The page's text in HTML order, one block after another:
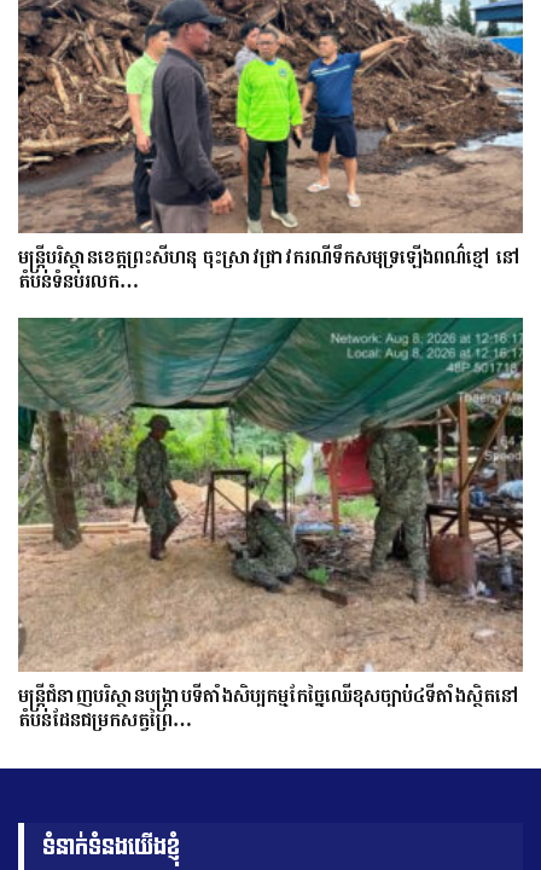
មន្រ្តីបរិស្ថានខេត្តព្រះសីហនុ ចុះស្រាវជ្រាវករណីទឹកសមុទ្រឡើងពណ៌ខ្មៅ នៅ
តំបន់ទំនប់រលក…
មន្ត្រីជំនាញបរិស្ថានបង្រ្កាបទីតាំងសិប្បកម្មកែច្នៃឈើខុសច្បាប់៤ទីតាំងស្ថិតនៅ
តំបន់ដែនជម្រកសត្វព្រៃ…
ទំនាក់ទំនងយើងខ្ញុំ